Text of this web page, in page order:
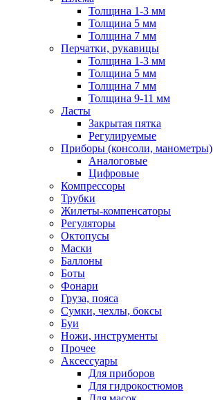
Толщина 1-3 мм
Толщина 5 мм
Толщина 7 мм
Перчатки, рукавицы
Толщина 1-3 мм
Толщина 5 мм
Толщина 7 мм
Толщина 9-11 мм
Ласты
Закрытая пятка
Регулируемые
Приборы (консоли, манометры)
Аналоговые
Цифровые
Компрессоры
Трубки
Жилеты-компенсаторы
Регуляторы
Октопусы
Маски
Баллоны
Боты
Фонари
Груза, пояса
Сумки, чехлы, боксы
Буи
Ножи, инструменты
Прочее
Аксессуары
Для приборов
Для гидрокостюмов